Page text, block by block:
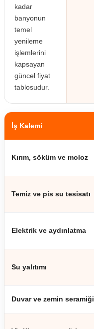
kadar
banyonun
temel
yenileme
işlemlerini
kapsayan
güncel fiyat
tablosudur.
İş Kalemi
Kırım, söküm ve moloz
Temiz ve pis su tesisatı
Elektrik ve aydınlatma
Su yalıtımı
Duvar ve zemin seramiği